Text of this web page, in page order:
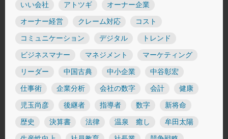
いい会社 アトツギ オーナー企業
オーナー経営 クレーム対応 コスト
コミュニケーション デジタル トレンド
ビジネスマナー マネジメント マーケティング
リーダー 中国古典 中小企業 中谷彰宏
仕事術 企業分析 会社の数字 会計 健康
児玉尚彦 後継者 指導者 数字 新将命
歴史 決算書 法律 温泉 癒し 牟田太陽